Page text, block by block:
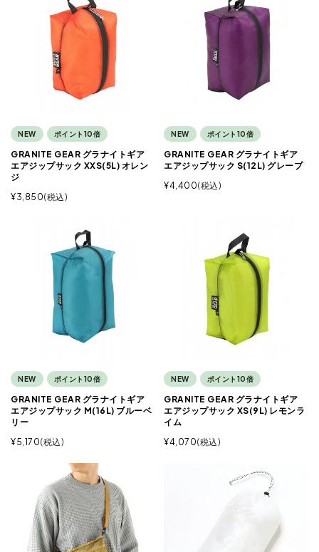
NEW ポイント10倍
GRANITE GEAR グラナイトギア
エアジップサック XXS(5L) オレン
ジ
¥3,850 税込
NEW ポイント10倍
GRANITE GEAR グラナイトギア
エアジップサック S(12L) グレープ
¥4,400 税込
NEW ポイント10倍
GRANITE GEAR グラナイトギア
エアジップサック M(16L) ブルーベ
リー
¥5,170 税込
NEW ポイント10倍
GRANITE GEAR グラナイトギア
エアジップサック XS(9L) レモンラ
イム
¥4,070 税込